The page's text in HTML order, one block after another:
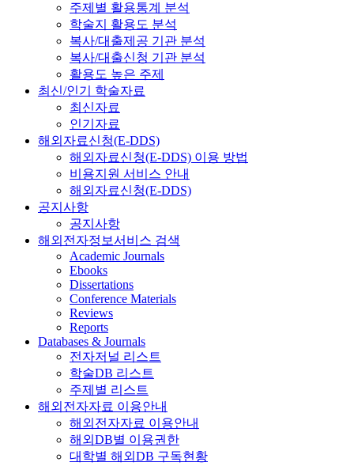
주제별 활용통계 분석
학술지 활용도 분석
복사/대출제공 기관 분석
복사/대출신청 기관 분석
활용도 높은 주제
최신/인기 학술자료
최신자료
인기자료
해외자료신청(E-DDS)
해외자료신청(E-DDS) 이용 방법
비용지원 서비스 안내
해외자료신청(E-DDS)
공지사항
공지사항
해외전자정보서비스 검색
Academic Journals
Ebooks
Dissertations
Conference Materials
Reviews
Reports
Databases & Journals
전자저널 리스트
학술DB 리스트
주제별 리스트
해외전자자료 이용안내
해외전자자료 이용안내
해외DB별 이용권한
대학별 해외DB 구독현황